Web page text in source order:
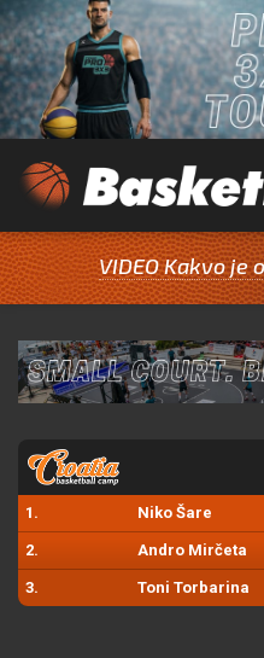
VIDEO Kakvo je
1. Niko Šare
2. Andro Mirčeta
3. Toni Torbarina